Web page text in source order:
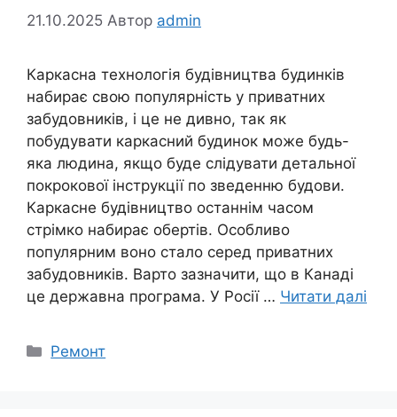
21.10.2025 Автор admin
Каркасна технологія будівництва будинків
набирає свою популярність у приватних
забудовників, і це не дивно, так як
побудувати каркасний будинок може будь-
яка людина, якщо буде слідувати детальної
покрокової інструкції по зведенню будови.
Каркасне будівництво останнім часом
стрімко набирає обертів. Особливо
популярним воно стало серед приватних
забудовників. Варто зазначити, що в Канаді
це державна програма. У Росії … Читати далі
Категорії
Ремонт